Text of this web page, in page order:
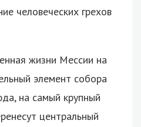
человеческих грехов
жизни Мессии на
элемент собора
на самый крупный
центральный